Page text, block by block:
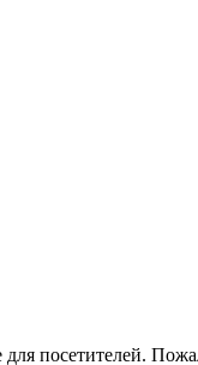
посетителей.